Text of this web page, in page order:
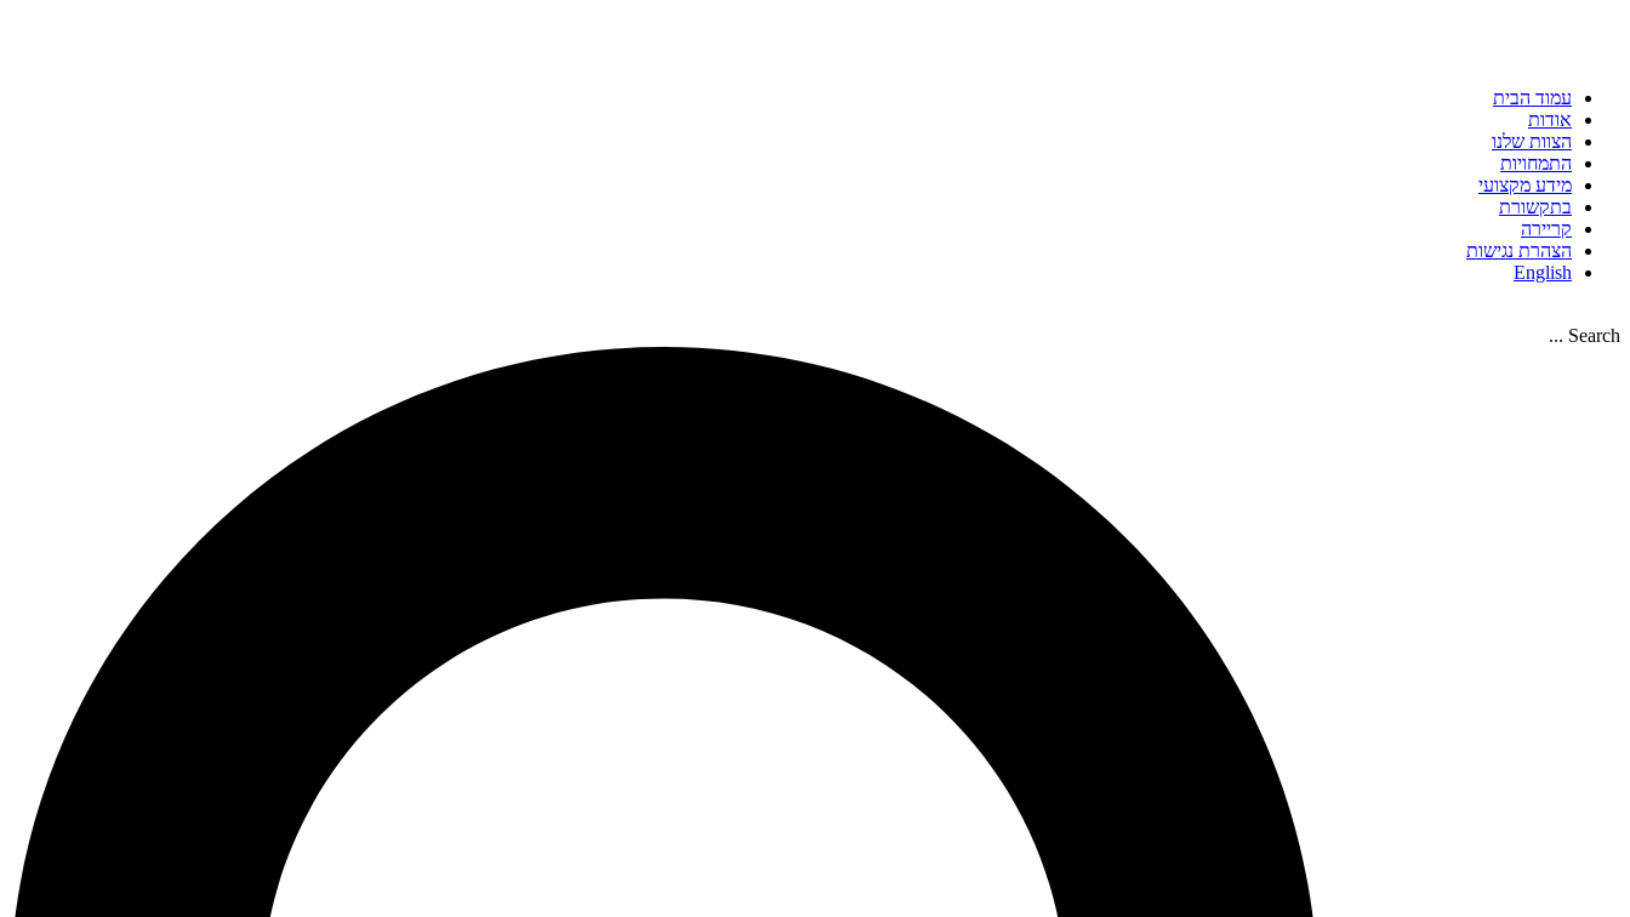
עמוד הבית
אודות
הצוות שלנו
התמחויות
מידע מקצועי
בתקשורת
קריירה
הצהרת נגישות
English
Search ...